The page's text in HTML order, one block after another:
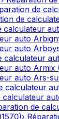
de
de
calculateur
auto
auto
calculateur
auto Armix
auto Ars-
calculateur
calculateur
de
)›